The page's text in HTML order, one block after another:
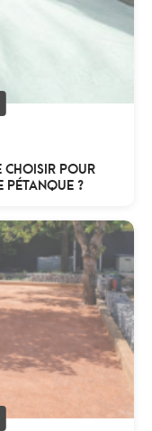
CHOISIR POUR
PÉTANQUE ?